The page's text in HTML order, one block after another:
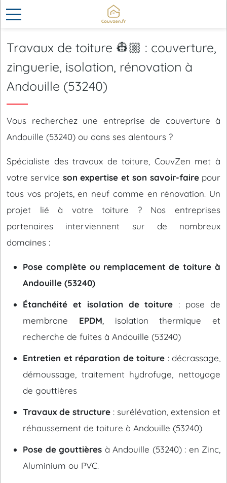
Travaux de toiture 👷🏼 : couverture,
zinguerie, isolation, rénovation à
Andouille (53240)
Vous recherchez une entreprise de couverture à
Andouille (53240) ou dans ses alentours ?
Spécialiste des travaux de toiture, CouvZen met à
votre service son expertise et son savoir-fairepour
tous vos projets, en neuf comme en rénovation. Un
projet lié à votre toiture ? Nos entreprises
partenaires interviennent sur de nombreux
domaines :
Pose complète ou remplacement de toiture à
Andouille (53240)
Étanchéité et isolation de toiture : pose de
membrane EPDM , isolation thermique et
recherche de fuites à Andouille (53240)
Entretien et réparation de toiture : décrassage,
démoussage, traitement hydrofuge, nettoyage
de gouttières
Travaux de structure : surélévation, extension et
réhaussement de toiture à Andouille (53240)
Pose de gouttières à Andouille (53240) : en Zinc,
Aluminium ou PVC.